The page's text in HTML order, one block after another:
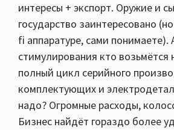
интересы + экспорт. Оружие и
государство заинтересовано
fi аппаратуре, сами понимаете).
стимулирования кто возьмётся
полный цикл серийного
комплектующих и
надо? Огромные расходы,
Бизнес найдёт гораздо более